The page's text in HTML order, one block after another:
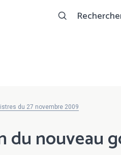
du 27 novembre 2009
du nouveau